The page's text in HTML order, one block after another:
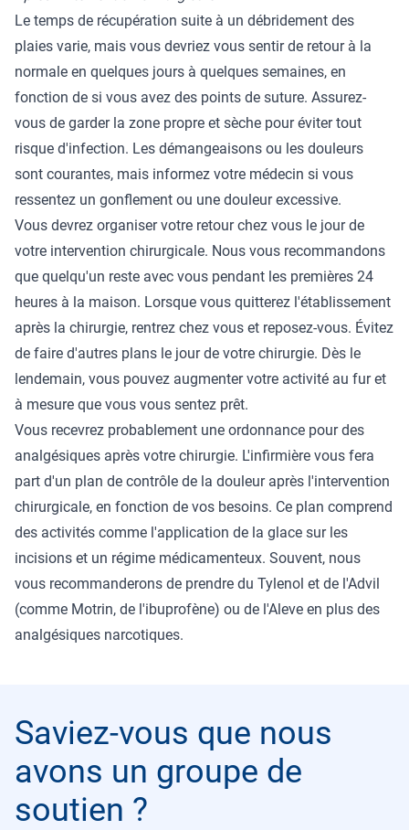
Le temps de récupération suite à un débridement des
plaies varie, mais vous devriez vous sentir de retour à la
normale en quelques jours à quelques semaines, en
fonction de si vous avez des points de suture. Assurez-
vous de garder la zone propre et sèche pour éviter tout
risque d'infection. Les démangeaisons ou les douleurs
sont courantes, mais informez votre médecin si vous
ressentez un gonflement ou une douleur excessive.
Vous devrez organiser votre retour chez vous le jour de
votre intervention chirurgicale. Nous vous recommandons
que quelqu'un reste avec vous pendant les premières 24
heures à la maison. Lorsque vous quitterez l'établissement
après la chirurgie, rentrez chez vous et reposez-vous. Évitez
de faire d'autres plans le jour de votre chirurgie. Dès le
lendemain, vous pouvez augmenter votre activité au fur et
à mesure que vous vous sentez prêt.
Vous recevrez probablement une ordonnance pour des
analgésiques après votre chirurgie. L'infirmière vous fera
part d'un plan de contrôle de la douleur après l'intervention
chirurgicale, en fonction de vos besoins. Ce plan comprend
des activités comme l'application de la glace sur les
incisions et un régime médicamenteux. Souvent, nous
vous recommanderons de prendre du Tylenol et de l'Advil
(comme Motrin, de l'ibuprofène) ou de l'Aleve en plus des
analgésiques narcotiques.
Saviez-vous que nous
avons un groupe de
soutien ?